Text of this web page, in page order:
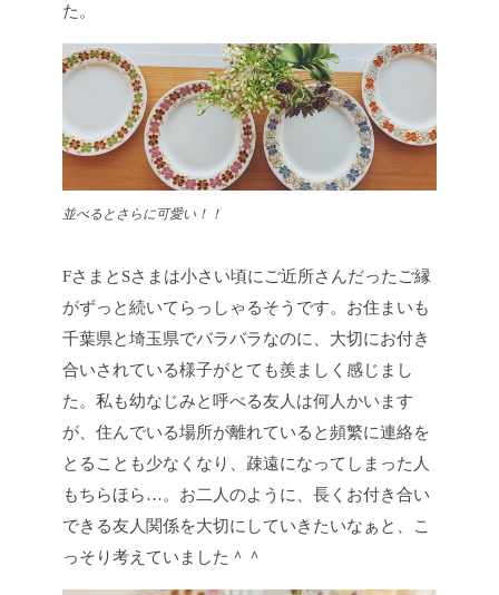
た。
並べるとさらに可愛い！！
FさまとSさまは小さい頃にご近所さんだったご縁
がずっと続いてらっしゃるそうです。お住まいも
千葉県と埼玉県でバラバラなのに、大切にお付き
合いされている様子がとても羨ましく感じまし
た。私も幼なじみと呼べる友人は何人かいます
が、住んでいる場所が離れていると頻繁に連絡を
とることも少なくなり、疎遠になってしまった人
もちらほら…。お二人のように、長くお付き合い
できる友人関係を大切にしていきたいなぁと、こ
っそり考えていました＾＾